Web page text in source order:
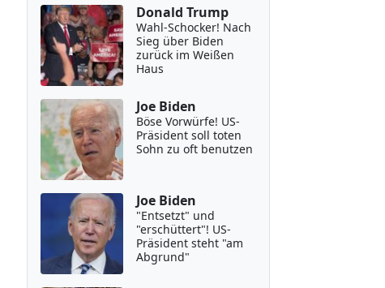
Donald Trump
Wahl-Schocker! Nach
Sieg über Biden
zurück im Weißen
Haus
Joe Biden
Böse Vorwürfe! US-
Präsident soll toten
Sohn zu oft benutzen
Joe Biden
"Entsetzt" und
"erschüttert"! US-
Präsident steht "am
Abgrund"